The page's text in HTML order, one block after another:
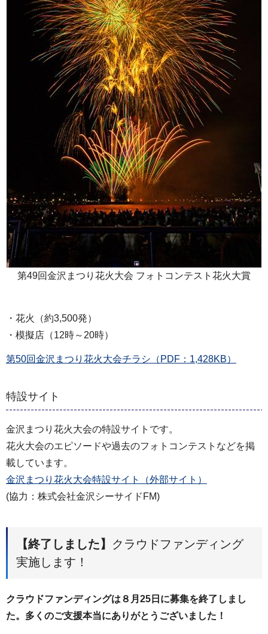
第49回金沢まつり花火大会 フォトコンテスト花火大賞
・花火（約3,500発）
・模擬店（12時～20時）
第50回金沢まつり花火大会チラシ（PDF：1,428KB）
特設サイト
金沢まつり花火大会の特設サイトです。
花火大会のエピソードや過去のフォトコンテストなどを掲
載しています。
金沢まつり花火大会特設サイト（外部サイト）
(協力：株式会社金沢シーサイドFM)
【終了しました】 クラウドファンディング
実施します！
クラウドファンディングは８月25日に募集を終了しまし
た。多くのご支援本当にありがとうございました！